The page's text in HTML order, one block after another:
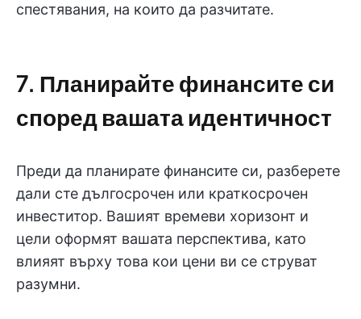
спестявания, на които да разчитате.
7. Планирайте финансите си
според вашата идентичност
Преди да планирате финансите си, разберете
дали сте дългосрочен или краткосрочен
инвеститор. Вашият времеви хоризонт и
цели оформят вашата перспектива, като
влияят върху това кои цени ви се струват
разумни.